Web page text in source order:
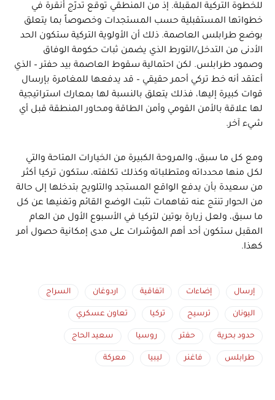
للخطوة التركية المقبلة. إذ من المنطقي توقع تدرّج أنقرة في
خطواتها المستقبلية حسب المستجدات وخصوصاً بما يتعلق
بوضع طرابلس العاصمة. ذلك أن الأولوية التركية ستكون الحد
الأدنى من التدخل/التورط الذي يضمن ثبات حكومة الوفاق
وصمود طرابلس. لكن احتمالية سقوط العاصمة بيد حفتر – الذي
أعتقد أنه خط تركي أحمر حقيقي – قد يدفعها للمغامرة بإرسال
قوات كبيرة إليها، فذلك يتعلق بالنسبة لها بمعارك استراتيجية
لها علاقة بالأمن القومي وأمن الطاقة ومحاور المنطقة قبل أي
شيء آخر.
ومع كل ما سبق، والمروحة الكبيرة من الخيارات المتاحة والتي
لكل منها محدداته ومتطلباته وكذلك تكلفته، ستكون تركيا أكثر
من سعيدة بأن يدفع الواقع المستجد والتلويح بتدخلها إلى حالة
من الحوار تنتج عنه تفاهمات تثبت الوضع القائم وتغنيها عن كل
ما سبق، ولعل زيارة بوتين لتركيا في الأسبوع الأول من العام
المقبل ستكون أحد أهم المؤشرات على مدى إمكانية حصول أمر
كهذا.
إرسال إضاءات اتفاقية اردوغان السراج
اليونان ترسيح تركيا تعاون عسكري
حدود بحرية حفتر روسيا سعيد الحاج
طرابلس فاغنر ليبيا معركة